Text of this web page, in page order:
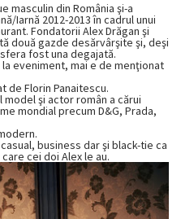
masculin din România şi-a
Iarnă 2012-2013 în cadrul unui
Fondatorii Alex Drăgan şi
două gazde desărvârşite şi, deşi
fost una degajată.
eveniment, mai e de menţionat
de Florin Panaitescu.
şi actor român a cărui
mondial precum D&G, Prada,
business dar şi black-tie ca
cei doi Alex le au.